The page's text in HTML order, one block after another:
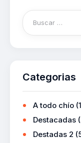
Categorias
A todo chío
Destacadas
Destadas 2